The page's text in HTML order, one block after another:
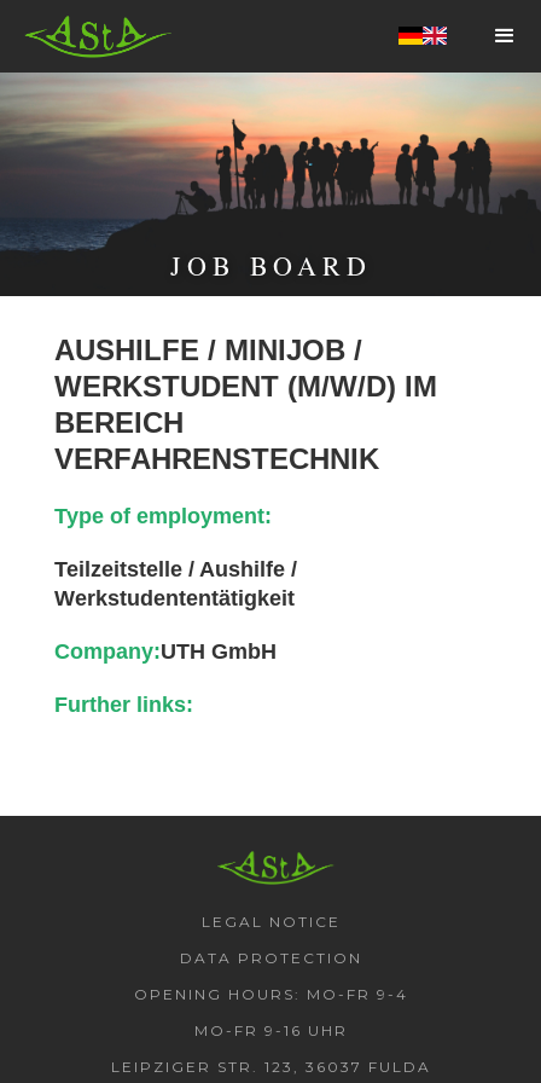
AStA HSF
JOB BOARD
AUSHILFE / MINIJOB /
WERKSTUDENT (M/W/D) IM
BEREICH
VERFAHRENSTECHNIK
Type of employment:
Teilzeitstelle / Aushilfe /
Werkstudententätigkeit
Company:UTH GmbH
Further links:
AStA HSF
LEGAL NOTICE
DATA PROTECTION
OPENING HOURS: MO-FR 9-4
MO-FR 9-16 UHR
LEIPZIGER STR. 123, 36037 FULDA